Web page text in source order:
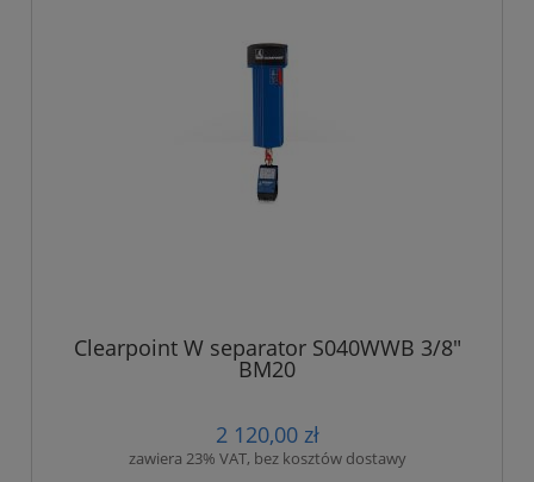
Clearpoint W separator S040WWB 3/8"
BM20
2 120,00 zł
zawiera 23% VAT, bez kosztów dostawy